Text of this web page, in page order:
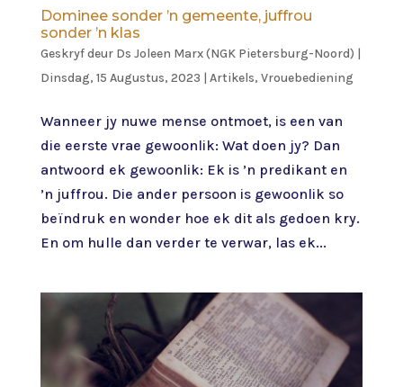
Dominee sonder ’n gemeente, juffrou
sonder ’n klas
Geskryf deur Ds Joleen Marx (NGK Pietersburg-Noord) |
Dinsdag, 15 Augustus, 2023 | Artikels, Vrouebediening
Wanneer jy nuwe mense ontmoet, is een van
die eerste vrae gewoonlik: Wat doen jy? Dan
antwoord ek gewoonlik: Ek is ’n predikant en
’n juffrou. Die ander persoon is gewoonlik so
beïndruk en wonder hoe ek dit als gedoen kry.
En om hulle dan verder te verwar, las ek...